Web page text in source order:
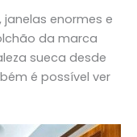
, janelas enormes e
da marca
sueca desde
é possível ver